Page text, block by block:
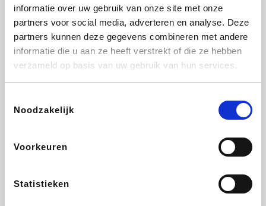
informatie over uw gebruik van onze site met onze
partners voor social media, adverteren en analyse. Deze
partners kunnen deze gegevens combineren met andere
informatie die u aan ze heeft verstrekt of die ze hebben
verzameld op basis van uw gebruik van hun services.
Noodzakelijk
Voorkeuren
Statistieken
Weekendesk Sarenza Schiesser Interhome
Lufthansa
CheapTickets.be DeubaXXL